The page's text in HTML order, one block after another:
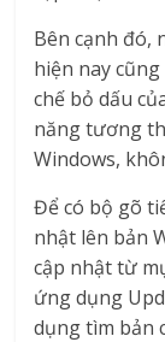
Bên cạnh đó,
hiện nay
chế bỏ dấu
năng tương
Windows,
Để có bộ gõ
nhật lên bản
cập nhật từ
ứng dụng
dụng tìm bản